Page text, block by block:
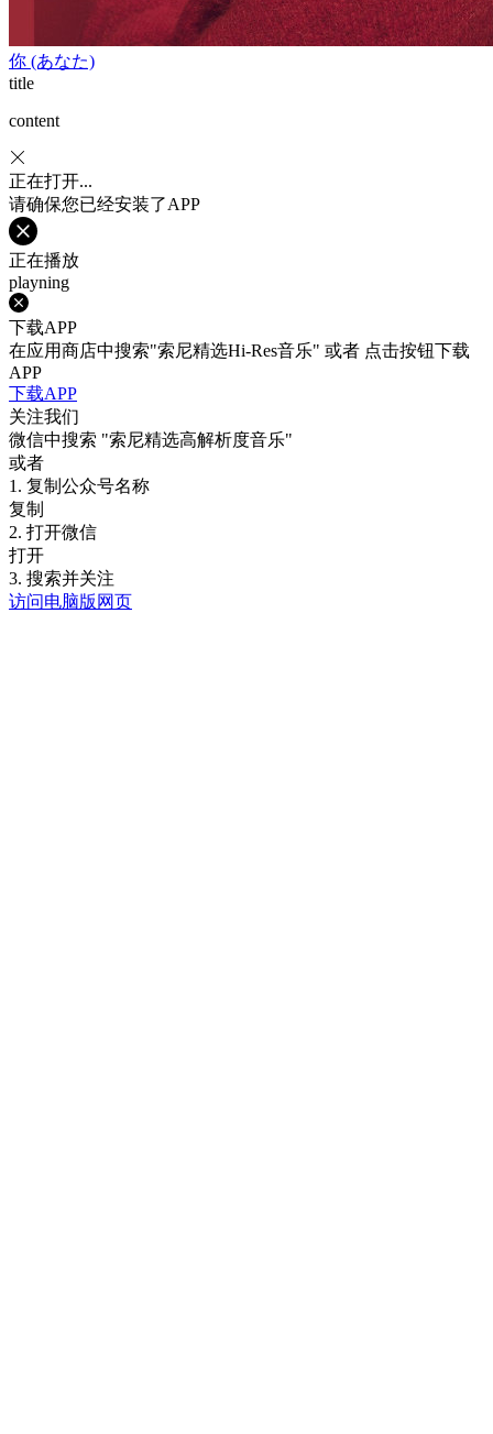
你 (あなた)
title
content
正在打开...
请确保您已经安装了APP
正在播放
playning
下载APP
在应用商店中搜索"索尼精选Hi-Res音乐" 或者 点击按钮下载
APP
下载APP
关注我们
微信中搜索 "索尼精选高解析度音乐"
或者
1. 复制公众号名称
复制
2. 打开微信
打开
3. 搜索并关注
访问电脑版网页